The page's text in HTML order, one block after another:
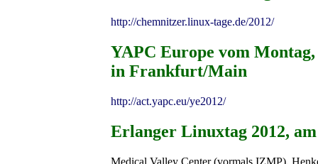
http://chemnitzer.linux-tage.de/2012/
YAPC Europe vom Montag,
in Frankfurt/Main
http://act.yapc.eu/ye2012/
Erlanger Linuxtag 2012,
Medical Valley Center (vormals IZMP),